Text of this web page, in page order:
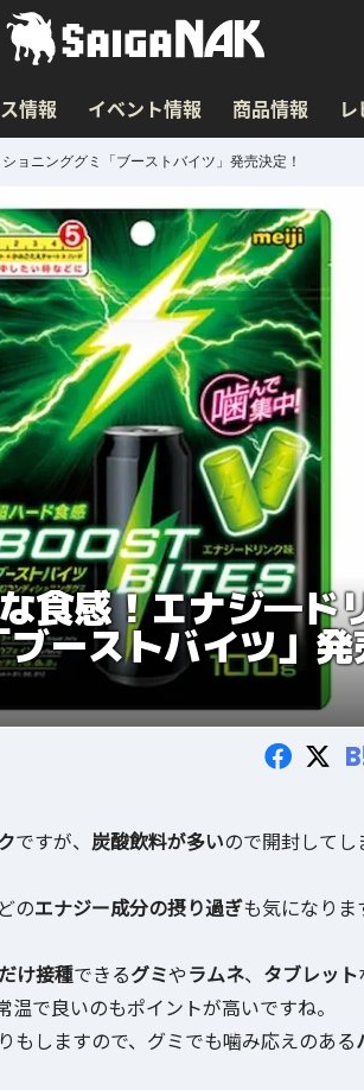
情報 イベント情報 商品情報
ョニンググミ「ブーストバイツ」発売決定！
食感！エナジ―ド
ーストバイツ」発
ですが、 炭酸飲料が多いので開封してし
のエナジー成分の摂り過ぎも気になりま
け接種できるグミやラムネ、 タブレット
で良いのもポイントが高いですね。
もしますので、グミでも噛み応えのある